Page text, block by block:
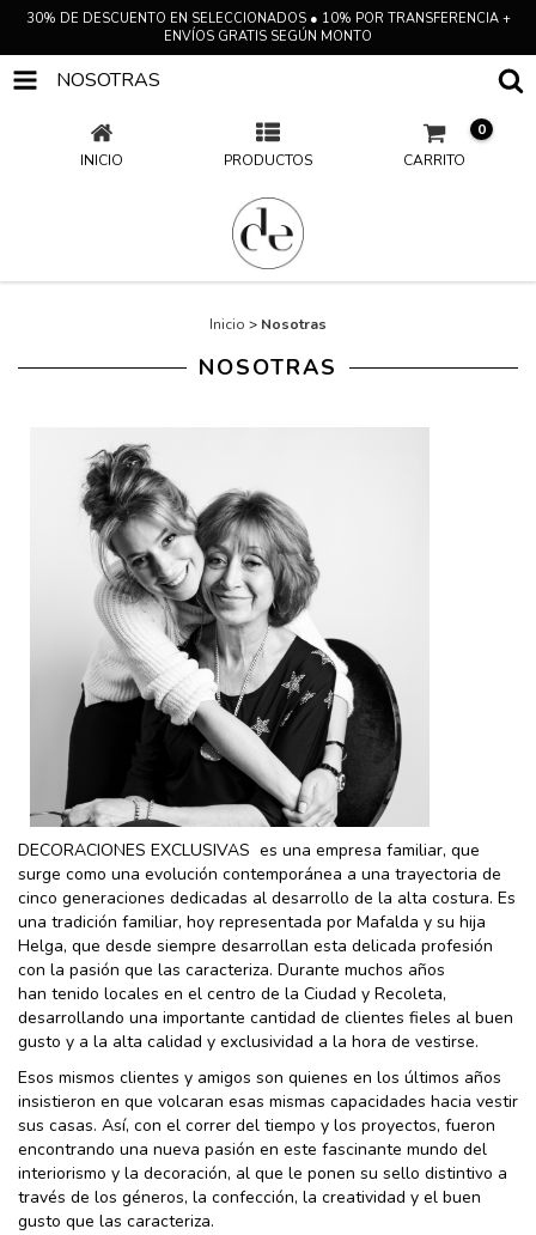
30% DE DESCUENTO EN SELECCIONADOS ● 10% POR TRANSFERENCIA +
ENVÍOS GRATIS SEGÚN MONTO
NOSOTRAS
INICIO PRODUCTOS CARRITO
0
Inicio > Nosotras
NOSOTRAS
DECORACIONES EXCLUSIVAS es una empresa familiar, que
surge como una evolución contemporánea a una trayectoria de
cinco generaciones dedicadas al desarrollo de la alta costura. Es
una tradición familiar, hoy representada por Mafalda y su hija
Helga, que desde siempre desarrollan esta delicada profesión
con la pasión que las caracteriza. Durante muchos años
han tenido locales en el centro de la Ciudad y Recoleta,
desarrollando una importante cantidad de clientes fieles al buen
gusto y a la alta calidad y exclusividad a la hora de vestirse.
Esos mismos clientes y amigos son quienes en los últimos años
insistieron en que volcaran esas mismas capacidades hacia vestir
sus casas. Así, con el correr del tiempo y los proyectos, fueron
encontrando una nueva pasión en este fascinante mundo del
interiorismo y la decoración, al que le ponen su sello distintivo a
través de los géneros, la confección, la creatividad y el buen
gusto que las caracteriza.